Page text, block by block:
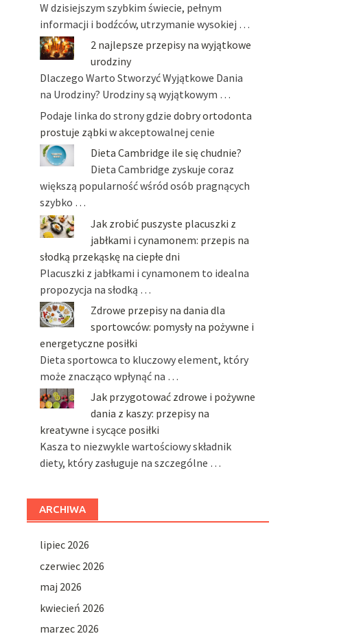
W dzisiejszym szybkim świecie, pełnym
informacji i bodźców, utrzymanie wysokiej …
2 najlepsze przepisy na wyjątkowe
urodziny
Dlaczego Warto Stworzyć Wyjątkowe Dania
na Urodziny? Urodziny są wyjątkowym …
Podaje linka do strony gdzie dobry ortodonta
prostuje ząbki w akceptowalnej cenie
Dieta Cambridge ile się chudnie?
Dieta Cambridge zyskuje coraz
większą popularność wśród osób pragnących
szybko …
Jak zrobić puszyste placuszki z
jabłkami i cynamonem: przepis na
słodką przekąskę na ciepłe dni
Placuszki z jabłkami i cynamonem to idealna
propozycja na słodką …
Zdrowe przepisy na dania dla
sportowców: pomysły na pożywne i
energetyczne posiłki
Dieta sportowca to kluczowy element, który
może znacząco wpłynąć na …
Jak przygotować zdrowe i pożywne
dania z kaszy: przepisy na
kreatywne i sycące posiłki
Kasza to niezwykle wartościowy składnik
diety, który zasługuje na szczególne …
ARCHIWA
lipiec 2026
czerwiec 2026
maj 2026
kwiecień 2026
marzec 2026